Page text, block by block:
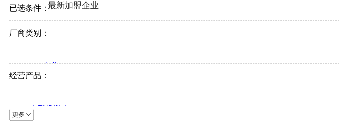
最新加盟企业
已选条件：
厂商类别：
VIP企业
生产商
系统集成商
经营产品：
人形机器人
逆变器